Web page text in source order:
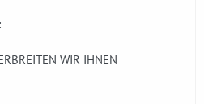
WIR IHNEN